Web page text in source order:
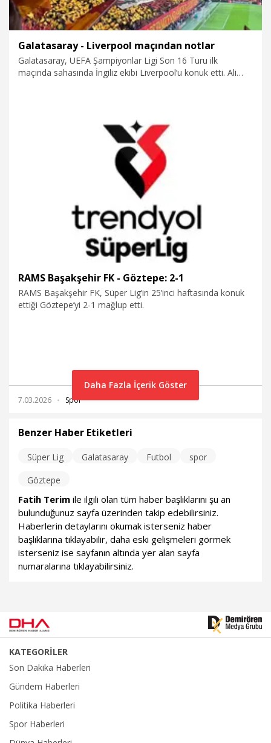
Galatasaray - Liverpool maçından notlar
Galatasaray, UEFA Şampiyonlar Ligi Son 16 Turu ilk
maçında sahasında İngiliz ekibi Liverpool’u konuk etti. Ali
Angel Nevado ile Guadalupe Porras Ayuso üstlendi.
RAMS Başakşehir FK - Göztepe: 2-1
RAMS Başakşehir FK, Süper Lig’in 25’inci haftasında konuk
ettiği Göztepe’yi 2-1 mağlup etti.
7.03.2026 Spor
Daha Fazla İçerik Göster
Benzer Haber Etiketleri
Süper Lig Galatasaray Futbol
spor
Göztepe
Fatih Terim ile ilgili olan tüm haber başlıklarını şu an
bulunduğunuz sayfa üzerinden takip edebilirsiniz.
Haberlerin detaylarını okumak isterseniz haber
başlıklarına tıklayabilir, daha eski gelişmeleri görmek
isterseniz ise sayfanın altında yer alan sayfa
numaralarına tıklayabilirsiniz.
KATEGORİLER
Son Dakika Haberleri
Gündem Haberleri
Politika Haberleri
Spor Haberleri